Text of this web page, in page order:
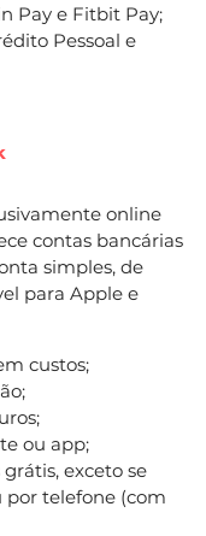
Pay e Fitbit Pay;
Pessoal e
online
contas bancárias
simples, de
para Apple e
custos;
ou app;
exceto se
por telefone (com